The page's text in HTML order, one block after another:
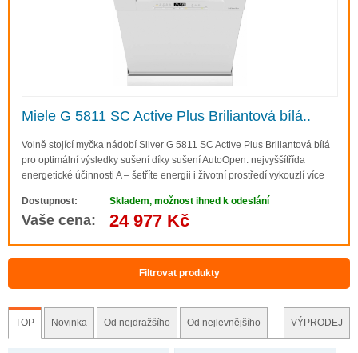
Automatické dávkování pro excelentní
výsledky
Excelentní výsledky:AutoDosje první automatické
dávkování na světe s integrovanýmPowerDiskem2
Myčky nádobí a exkluzivní práškový granulát se tak
stávají dokonale sladěným systémem – dávkování
probíhá v závislosti na programu a v optimálním
časovém okamžiku. Užívejte si tu svobodu: jeden
PowerDiskvystačí průměrně na 20 mycích cyklů1.
Stačí jednou naprogramovat – poté již myje tato
první autonomní myčka automaticky pomocí funkce
AutoStart.
Miele G 5811 SC Active Plus Briliantová bílá..
Volně stojící myčka nádobí Silver G 5811 SC Active Plus Briliantová bílá
pro optimální výsledky sušení díky sušení AutoOpen. nejvyššítřída
energetické účinnosti A – šetříte energii i životní prostředí vykouzlí více
výs..
Dostupnost: Skladem, možnost ihned k odeslání
Vaše cena: 24 977 Kč
Filtrovat produkty
TOP Novinka Od nejdražšího Od nejlevnějšího VÝPRODEJ